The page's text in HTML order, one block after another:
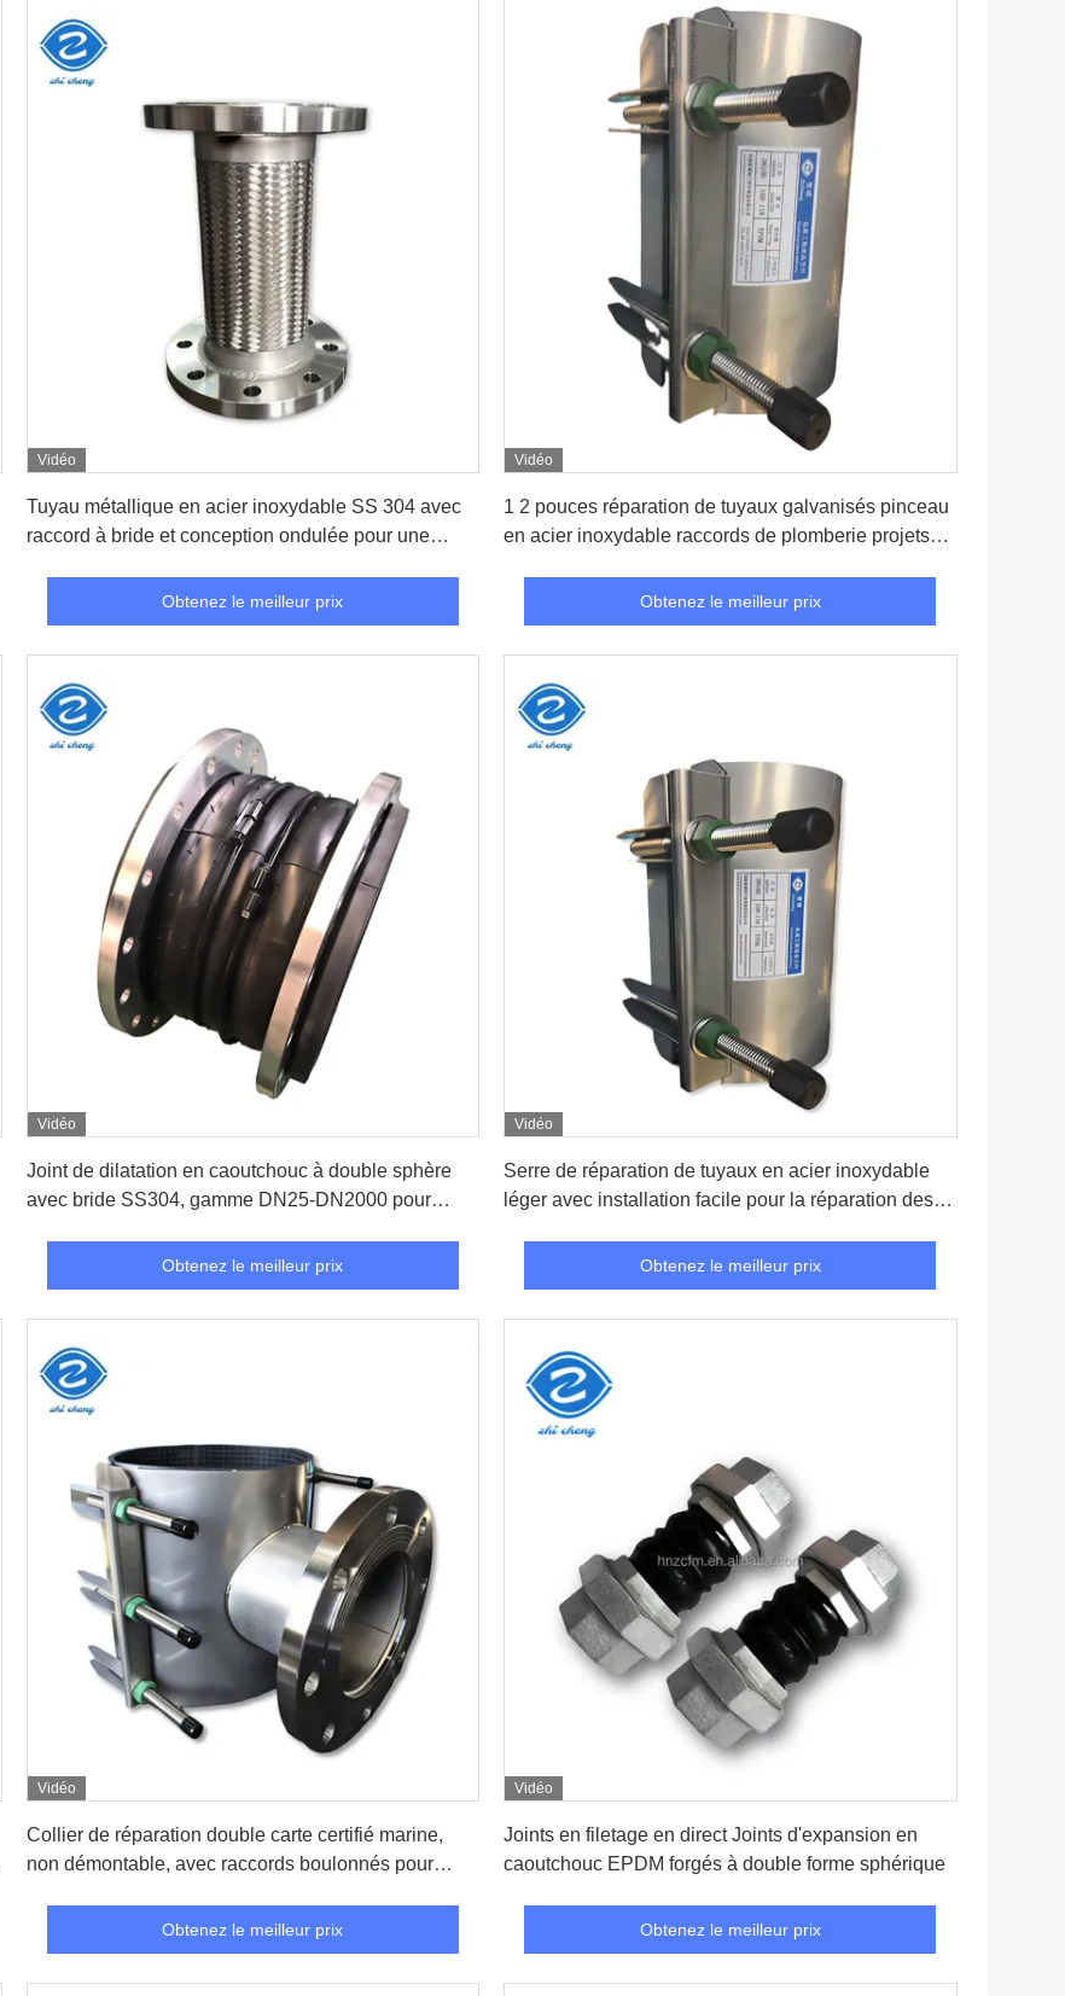
Vidéo
Tuyau métallique en acier inoxydable SS 304 avec
raccord à bride et conception ondulée pour une
Obtenez le meilleur prix
Vidéo
1 2 pouces réparation de tuyaux galvanisés pinceau
en acier inoxydable raccords de plomberie projets
Obtenez le meilleur prix
Vidéo
Joint de dilatation en caoutchouc à double sphère
avec bride SS304, gamme DN25-DN2000 pour
Obtenez le meilleur prix
Vidéo
Serre de réparation de tuyaux en acier inoxydable
léger avec installation facile pour la réparation des
Obtenez le meilleur prix
Vidéo
Collier de réparation double carte certifié marine,
non démontable, avec raccords boulonnés pour
Obtenez le meilleur prix
Vidéo
Joints en filetage en direct Joints d'expansion en
caoutchouc EPDM forgés à double forme sphérique
Obtenez le meilleur prix